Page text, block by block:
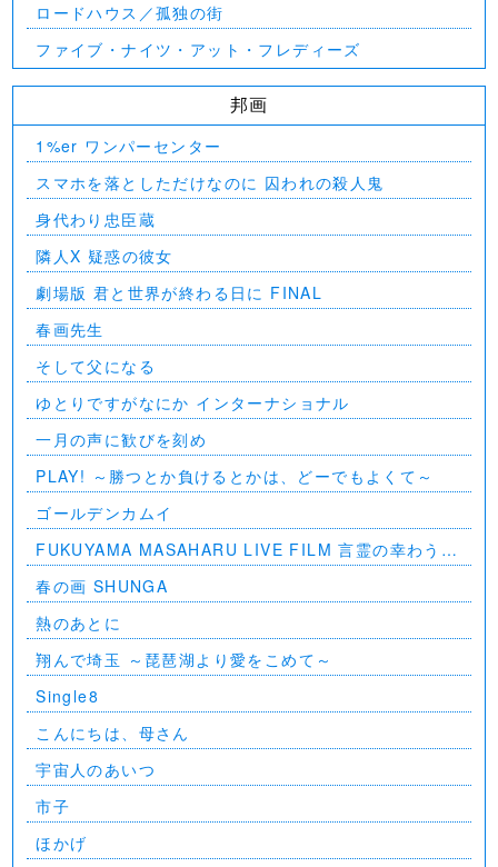
ロードハウス／孤独の街
ファイブ・ナイツ・アット・フレディーズ
邦画
1%er ワンパーセンター
スマホを落としただけなのに 囚われの殺人鬼
身代わり忠臣蔵
隣人X 疑惑の彼女
劇場版 君と世界が終わる日に FINAL
春画先生
そして父になる
ゆとりですがなにか インターナショナル
一月の声に歓びを刻め
PLAY! ～勝つとか負けるとかは、どーでもよくて～
ゴールデンカムイ
FUKUYAMA MASAHARU LIVE FILM 言霊の幸わう夏
@NIPPON BUDOKAN 2023
春の画 SHUNGA
熱のあとに
翔んで埼玉 ～琵琶湖より愛をこめて～
Single8
こんにちは、母さん
宇宙人のあいつ
市子
ほかげ